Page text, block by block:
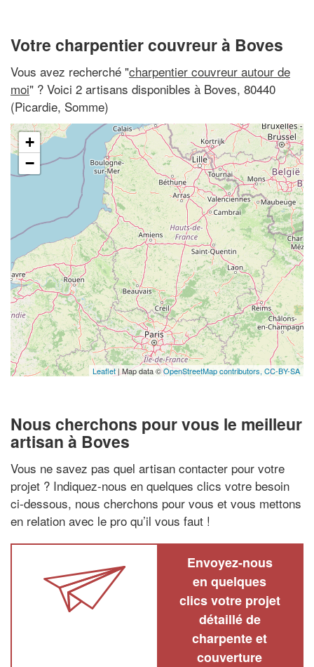
Votre charpentier couvreur à Boves
Vous avez recherché "charpentier couvreur autour de
moi" ? Voici 2 artisans disponibles à Boves, 80440
(Picardie, Somme)
+
−
Leaflet | Map data ©OpenStreetMap contributors, CC-BY-SA
Nous cherchons pour vous le meilleur
artisan à Boves
Vous ne savez pas quel artisan contacter pour votre
projet ? Indiquez-nous en quelques clics votre besoin
ci-dessous, nous cherchons pour vous et vous mettons
en relation avec le pro qu’il vous faut !
Envoyez-nous
en quelques
clics votre projet
détaillé de
charpente et
couverture